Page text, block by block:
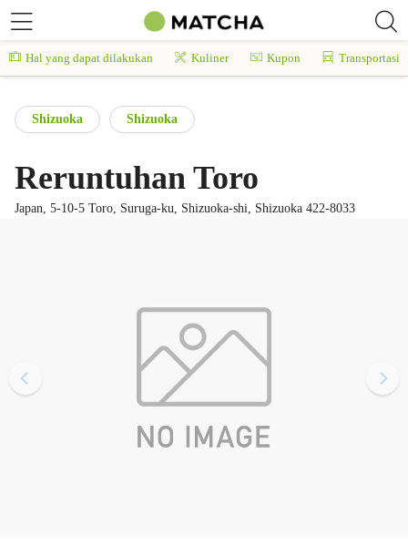
Hal yang dapat dilakukan Kuliner Kupon Transportasi
Shizuoka Shizuoka
Reruntuhan Toro
Japan, 5-10-5 Toro, Suruga-ku, Shizuoka-shi, Shizuoka 422-8033